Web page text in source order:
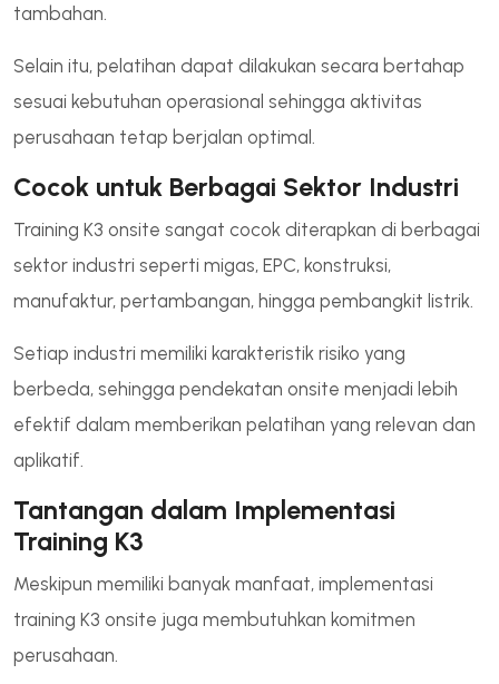
tambahan.
Selain itu, pelatihan dapat dilakukan secara bertahap
sesuai kebutuhan operasional sehingga aktivitas
perusahaan tetap berjalan optimal.
Cocok untuk Berbagai Sektor Industri
Training K3 onsite sangat cocok diterapkan di berbagai
sektor industri seperti migas, EPC, konstruksi,
manufaktur, pertambangan, hingga pembangkit listrik.
Setiap industri memiliki karakteristik risiko yang
berbeda, sehingga pendekatan onsite menjadi lebih
efektif dalam memberikan pelatihan yang relevan dan
aplikatif.
Tantangan dalam Implementasi
Training K3
Meskipun memiliki banyak manfaat, implementasi
training K3 onsite juga membutuhkan komitmen
perusahaan.